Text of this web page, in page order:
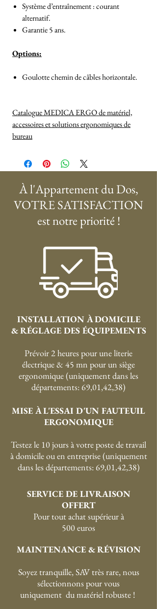
Système d’entraînement : courant
alternatif.
Garantie 5 ans.
Options:
Goulotte chemin de câbles horizontale.
Catalogue MEDICA ERGO de matériel,
accessoires et solutions ergonomiques de
bureau
À l'Appartement du Dos,
VOTRE SATISFACTION
est notre priorité !
INSTALLATION À DOMICILE
& RÉGLAGE DES ÉQUIPEMENTS
Prévoir 2 heures pour une literie
électrique & 45 mn pour un siège
ergonomique (uniquement dans les
départements: 69,01,42,38)
MISE À L'ESSAI D'UN FAUTEUIL
ERGONOMIQUE
Testez le 10 jours à votre poste de travail
à domicile ou en entreprise (uniquement
dans les départements: 69,01,42,38)
SERVICE DE LIVRAISON
OFFERT
Pour tout achat supérieur à
500 euros
MAINTENANCE & RÉVISION
Soyez tranquille, SAV très rare, nous
sélectionnons pour vous
uniquement du matériel robuste !